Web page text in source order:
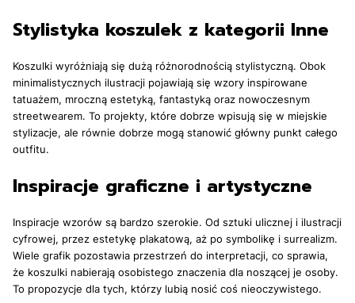
Stylistyka koszulek z kategorii Inne
Koszulki wyróżniają się dużą różnorodnością stylistyczną. Obok
minimalistycznych ilustracji pojawiają się wzory inspirowane
tatuażem, mroczną estetyką, fantastyką oraz nowoczesnym
streetwearem. To projekty, które dobrze wpisują się w miejskie
stylizacje, ale równie dobrze mogą stanowić główny punkt całego
outfitu.
Inspiracje graficzne i artystyczne
Inspiracje wzorów są bardzo szerokie. Od sztuki ulicznej i ilustracji
cyfrowej, przez estetykę plakatową, aż po symbolikę i surrealizm.
Wiele grafik pozostawia przestrzeń do interpretacji, co sprawia,
że koszulki nabierają osobistego znaczenia dla noszącej je osoby.
To propozycje dla tych, którzy lubią nosić coś nieoczywistego.